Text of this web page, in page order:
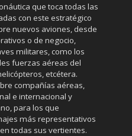
que toca todas las
con este estratégico
nuevos aviones, desde
o de negocio,
militares, como los
fuerzas aéreas del
etcétera.
compañías aéreas,
e internacional y
para los que
más representativos
todas sus vertientes.